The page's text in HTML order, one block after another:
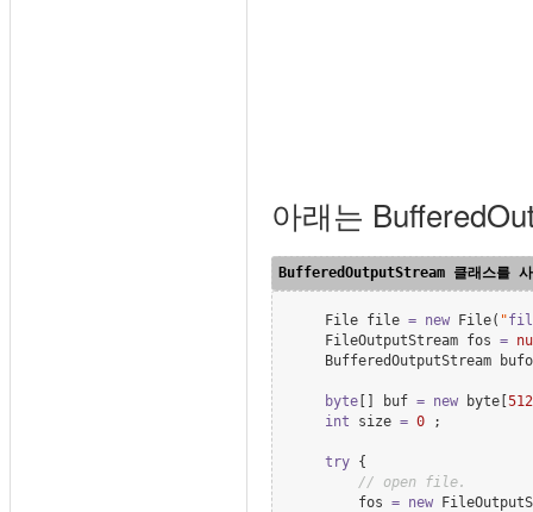
아래는
File file = new File( "
FileOutputStream fos =
BufferedOutputStream
byte [] buf = new byte 512
int size = 0 ;
try {
// open file.
        fos
= new